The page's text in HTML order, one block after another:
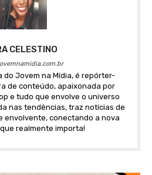
CELESTINO
do Jovem na Mídia, é repórter-
de conteúdo, apaixonada por
e tudo que envolve o universo
nas tendências, traz notícias de
envolvente, conectando a nova
realmente importa!